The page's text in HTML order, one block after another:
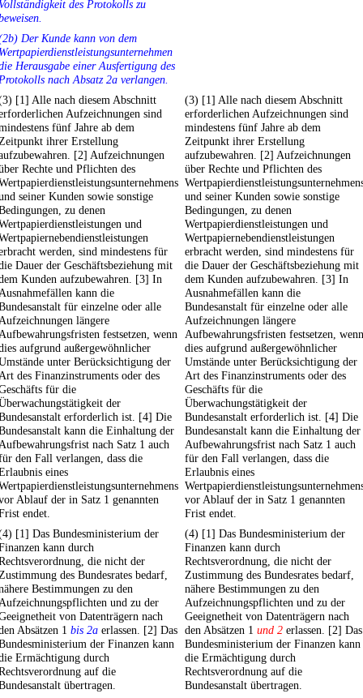
des Protokolls zu
Der Kunde kann von dem
Herausgabe einer Ausfertigung des
nach Absatz 2a verlangen.
[1] Alle nach diesem Abschnitt
Aufzeichnungen sind
fünf Jahre ab dem
ihrer Erstellung
[2] Aufzeichnungen
Rechte und Pflichten des
seiner Kunden sowie sonstige
zu denen
und
werden, sind mindestens für
Dauer der Geschäftsbeziehung mit
Kunden aufzubewahren. [3] In
kann die
für einzelne oder alle
längere
festsetzen, wenn
aufgrund außergewöhnlicher
unter Berücksichtigung der
des Finanzinstruments oder des
für die
der
erforderlich ist. [4] Die
kann die Einhaltung der
nach Satz 1 auch
den Fall verlangen, dass die
eines
Ablauf der in Satz 1 genannten
endet.
(3) [1] Alle nach diesem Abschnitt
erforderlichen Aufzeichnungen sind
mindestens fünf Jahre ab dem
Zeitpunkt ihrer Erstellung
aufzubewahren. [2] Aufzeichnungen
über Rechte und Pflichten des
und seiner Kunden sowie sonstige
Bedingungen, zu denen
Wertpapierdienstleistungen und
Wertpapiernebendienstleistungen
erbracht werden, sind mindestens für
die Dauer der Geschäftsbeziehung mit
dem Kunden aufzubewahren. [3] In
Ausnahmefällen kann die
Bundesanstalt für einzelne oder alle
Aufzeichnungen längere
Aufbewahrungsfristen festsetzen, wenn
dies aufgrund außergewöhnlicher
Umstände unter Berücksichtigung der
Art des Finanzinstruments oder des
Geschäfts für die
Überwachungstätigkeit der
Bundesanstalt erforderlich ist. [4] Die
Bundesanstalt kann die Einhaltung der
Aufbewahrungsfrist nach Satz 1 auch
für den Fall verlangen, dass die
Erlaubnis eines
vor Ablauf der in Satz 1 genannten
Frist endet.
[1] Das Bundesministerium der
kann durch
die nicht der
des Bundesrates bedarf,
Bestimmungen zu den
und zu der
von Datenträgern nach
Absätzen 1 bis 2a erlassen. [2] Das
der Finanzen kann
Ermächtigung durch
auf die
übertragen.
(4) [1] Das Bundesministerium der
Finanzen kann durch
Rechtsverordnung, die nicht der
Zustimmung des Bundesrates bedarf,
nähere Bestimmungen zu den
Aufzeichnungspflichten und zu der
Geeignetheit von Datenträgern nach
den Absätzen 1 und 2 erlassen. [2] Das
Bundesministerium der Finanzen kann
die Ermächtigung durch
Rechtsverordnung auf die
Bundesanstalt übertragen.